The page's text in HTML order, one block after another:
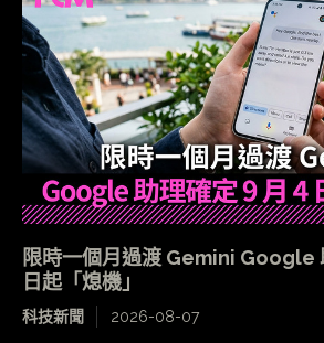
限時一個月過渡 Gemini Google
日起「熄機」
科技新聞 2026-08-07